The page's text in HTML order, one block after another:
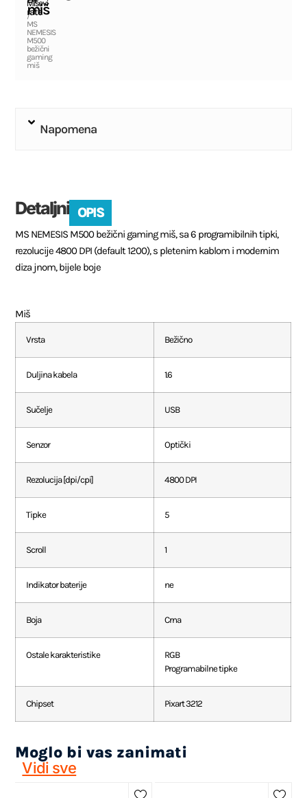
Miševi
/
MS
NEMESIS
M500
bežični
gaming
miš
miš
rate.
Napomena
Detaljni OPIS
MS NEMESIS M500 bežični gaming miš, sa 6 programibilnih tipki,
rezolucije 4800 DPI (default 1200), s pletenim kablom i modernim
diza jnom, bijele boje
Miš
Vrsta Bežično
Duljina kabela 1.6
Sučelje USB
Senzor Optički
Rezolucija [dpi/cpi] 4800 DPI
Tipke 5
Scroll 1
Indikator baterije ne
Boja Crna
Ostale karakteristike
RGB
Programabilne tipke
Chipset Pixart 3212
Moglo bi vas zanimati
Vidi sve